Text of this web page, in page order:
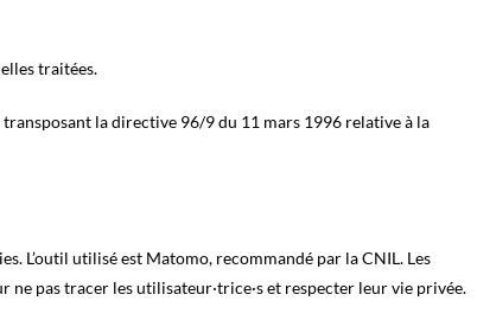
traitées.
la directive 96/9 du 11 mars 1996 relative à la
L’outil utilisé est Matomo, recommandé par la CNIL. Les
pas tracer les utilisateur·trice·s et respecter leur vie privée.